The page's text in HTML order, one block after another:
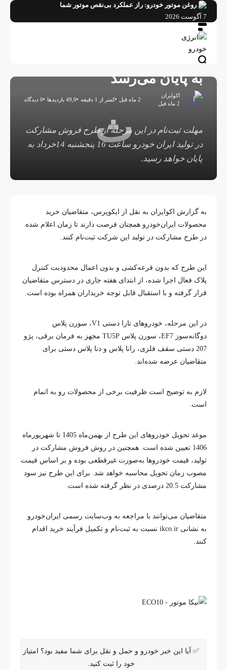
رفتن
روغن موتور خودرو: راز عملکرد بی‌نقص موتور شما
7 آگوست 2026
ث
خانه کارخانجات و صنعت خودروسازی
ثبت‌نام در طرح مشارکت در
تولید ایران‌خودرو در این تاریخ
به پایان می‌رسد
اکوایران
2 ماه قبل
2 ماه قبل کمتر از 1 دقیقه 49,0 بازدیدها 0 دیدگاه
مهلت ثبت‌نام در این مرحله از طرح فروش مشارکت
در تولید ایران خودرو ساعت 16 پنجشنبه 14خرداد به
پایان خواهد رسید.
به گزارش اکوایران به نقل از ایکوپرس، متقاضیان خرید
محصولات ایران‌خودرو همچنان فرصت دارند تا زمان اعلام شده
در طرح مشارکت در تولید این شرکت ثبت‌نام کنند.
این طرح که بدون قرعه‌کشی و بدون اعمال محدودیت کنترل
پلاک فعال اجرا شده، از ابتدای هفته جاری در دسترس متقاضیان
قرار گرفته و با استقبال قابل توجه خریداران همراه بوده است.
در این مرحله، خودروهای تارا دستی V1، سورن پلاس
دوگانه‌سوز EF7، سورن پلاس TU5P مجهز به فرمان برقی، پژو
207 دستی سقف فلزی، رانا پلاس و دنا پلاس دستی برای
متقاضیان عرضه شده‌اند.
لازم به توضیح است ظرفیت برخی از محصولات رو به اتمام
است.
موعد تحویل خودروهای این طرح از بهمن‌ماه 1405 تا شهریورماه
1406 تعیین شده است. همچنین در روش فروش مشارکت در
تولید، قیمت خودروها به‌صورت غیرقطعی بوده و بر اساس قیمت
مصوب زمان تحویل محاسبه خواهد شد. برای این طرح نیز سود
مشارکت 20.5 درصدی در نظر گرفته شده است.
متقاضیان می‌توانند با مراجعه به وب‌سایت رسمی ایران‌خودرو
به نشانی ikco.ir نسبت به ثبت‌نام و تکمیل فرآیند خرید اقدام
کنند.
✅ آیا این خبر خودرو و حمل و نقل برای شما مفید بود؟ امتیاز
خود را ثبت کنید.